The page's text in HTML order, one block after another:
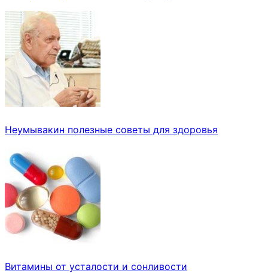
Неумывакин полезные советы для здоровья
Витамины от усталости и сонливости